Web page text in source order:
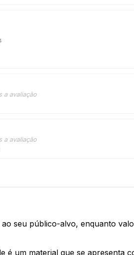
a avaliação
a avaliação
seu público-alvo, enquanto
é um material que se apresenta